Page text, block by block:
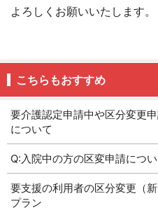
よろしくお願いいたします。
こちらもおすすめ
要介護認定申請中や区分変更
について
Q:入院中の方の区変申請につ
要支援の利用者の区分変更（
プラン